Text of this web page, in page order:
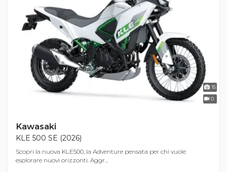
15
0
Kawasaki
KLE 500 SE (2026)
Scopri la nuova KLE500, la Adventure pensata per chi vuole
esplorare nuovi orizzonti. Aggr...